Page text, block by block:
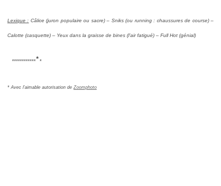
Lexique : Câlice (juron populaire ou sacre) – Sniks (ou running : chaussures de course) –
Calotte (casquette) – Yeux dans la graisse de bines (l’air fatigué) – Full Hot (génial)
**************
* Avec l’aimable autorisation de Zoomphoto